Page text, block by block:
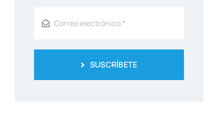
SUSCRÍBETE